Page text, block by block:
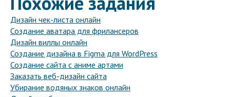
Дизайн чек-листа онлайн
Создание аватара для фрилансеров
Дизайн виллы онлайн
Создание дизайна в Figma для WordPress
Создание сайта с аниме артами
Заказать веб-дизайн сайта
Убирание водяных знаков онлайн